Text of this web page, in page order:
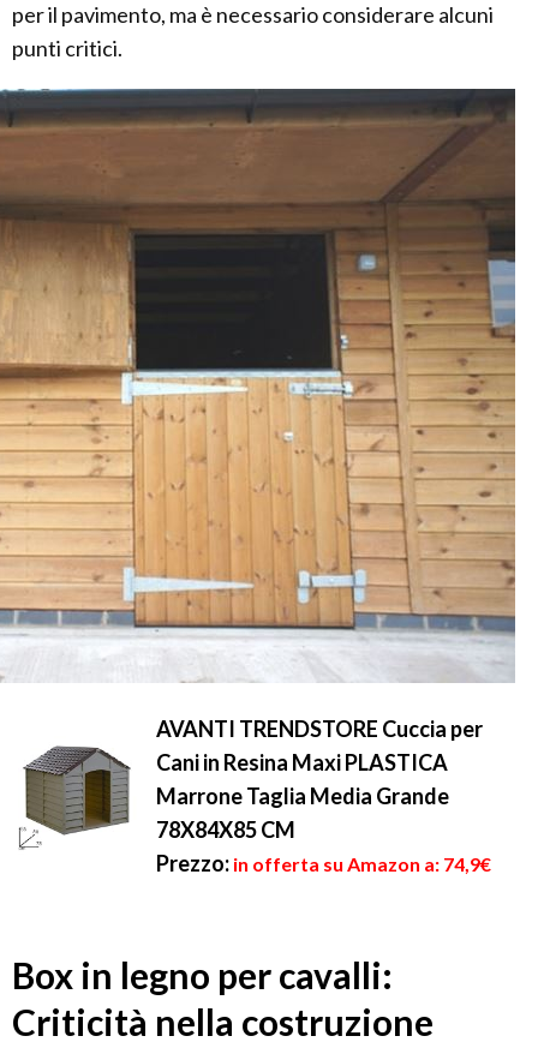
per il pavimento, ma è necessario considerare alcuni
punti critici.
AVANTI TRENDSTORE Cuccia per
Cani in Resina Maxi PLASTICA
Marrone Taglia Media Grande
78X84X85 CM
Prezzo: in offerta su Amazon a: 74,9€
Box in legno per cavalli:
Criticità nella costruzione